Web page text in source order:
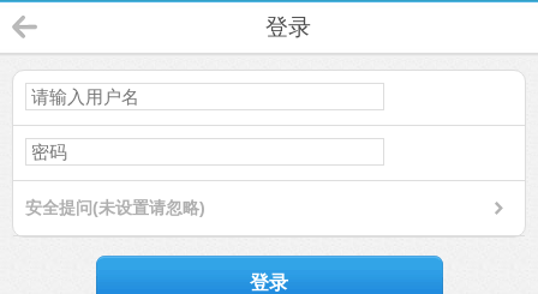
登录
安全提问(未设置请忽略)
登录